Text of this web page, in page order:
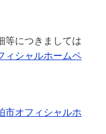
等につきましては
ィシャルホームペ
市オフィシャルホ